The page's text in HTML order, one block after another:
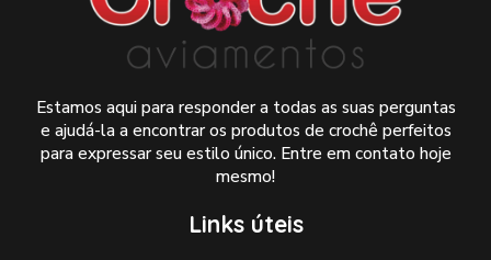
Estamos aqui para responder a todas as suas perguntas
e ajudá-la a encontrar os produtos de crochê perfeitos
para expressar seu estilo único. Entre em contato hoje
mesmo!
Links úteis